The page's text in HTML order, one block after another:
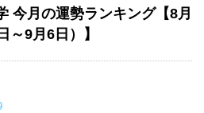
今月の運勢ランキング【8月
～9月6日）】